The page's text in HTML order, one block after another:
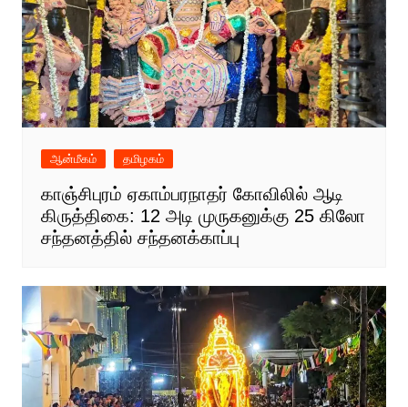
ஆன்மீகம் தமிழகம்
காஞ்சிபுரம் ஏகாம்பரநாதர் கோவிலில் ஆடி
கிருத்திகை: 12 அடி முருகனுக்கு 25 கிலோ
சந்தனத்தில் சந்தனக்காப்பு